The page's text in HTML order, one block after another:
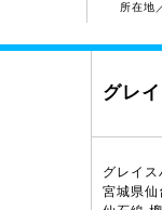
所在地
グレ
グレイス
宮城県仙